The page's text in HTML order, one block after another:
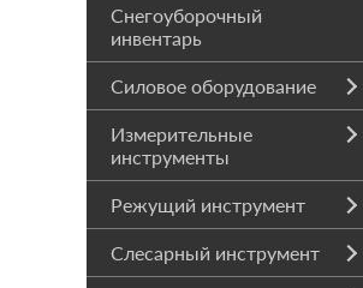
Снегоуборочный
инвентарь
Силовое оборудование
Измерительные
инструменты
Режущий инструмент
Слесарный инструмент